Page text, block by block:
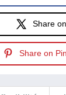
Share
Share on